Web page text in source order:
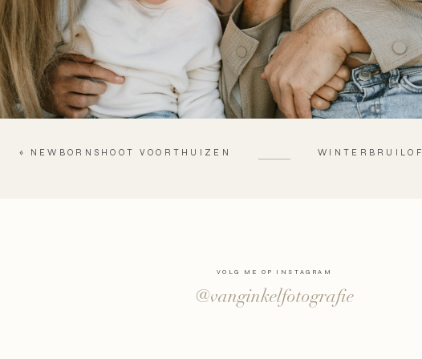
be published. Required fields are marked*
« NEWBORNSHOOT VOORTHUIZEN
@vanginkelfotografie
VOLG ME OP INSTAGRAM